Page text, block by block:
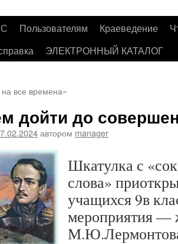
Пользователям Краеведение
ЭЛЕКТРОННЫЙ КАТАЛОГ
все времена»
дойти до
автором manager
Шкатулка с
слова»
учащихся 9в
мероприятия —